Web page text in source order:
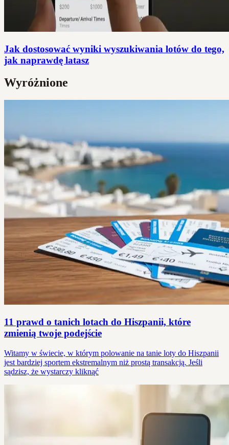
Jak dostosować wyniki wyszukiwania lotów do tego,
jak naprawdę latasz
Wyróżnione
11 prawd o tanich lotach do Hiszpanii, które
zmienią twoje podejście
Witamy w świecie, w którym polowanie na tanie loty do Hiszpanii
jest bardziej sportem ekstremalnym niż prostą transakcją. Jeśli
sądzisz, że wystarczy kliknąć